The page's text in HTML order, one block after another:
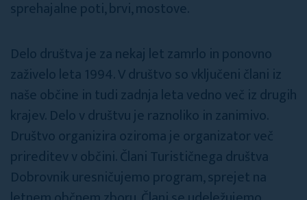
sprehajalne poti, brvi, mostove.
Delo društva je za nekaj let zamrlo in ponovno
zaživelo leta 1994. V društvo so vključeni člani iz
naše občine in tudi zadnja leta vedno več iz drugih
krajev. Delo v društvu je raznoliko in zanimivo.
Društvo organizira oziroma je organizator več
prireditev v občini. Člani Turističnega društva
Dobrovnik uresničujemo program, sprejet na